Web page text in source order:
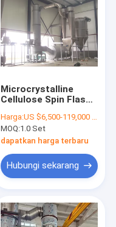
Microcrystalline
Cellulose Spin Flash
Garansi 1 Tahun
Harga:US $6,500-119,000 / Piece | 1 Piece (Min. Order)
MOQ:1.0 Set
dapatkan harga terbaru
Hubungi sekarang